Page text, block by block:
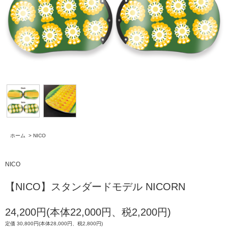
ホーム > NICO
NICO
【NICO】スタンダードモデル NICORN
24,200円(本体22,000円、税2,200円)
定価 30,800円(本体28,000円、税2,800円)